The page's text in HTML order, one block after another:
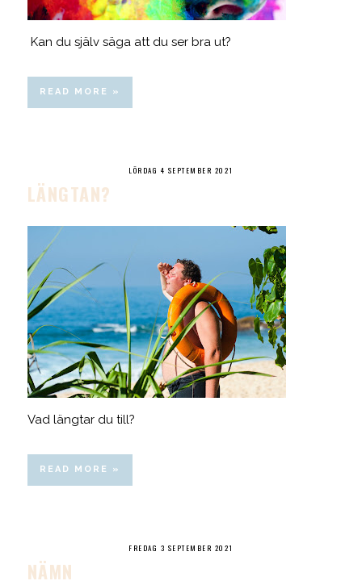
Kan du själv säga att du ser bra ut?
READ MORE »
LÖRDAG 4 SEPTEMBER 2021
LÄNGTAN?
Vad längtar du till?
READ MORE »
FREDAG 3 SEPTEMBER 2021
NÄMN